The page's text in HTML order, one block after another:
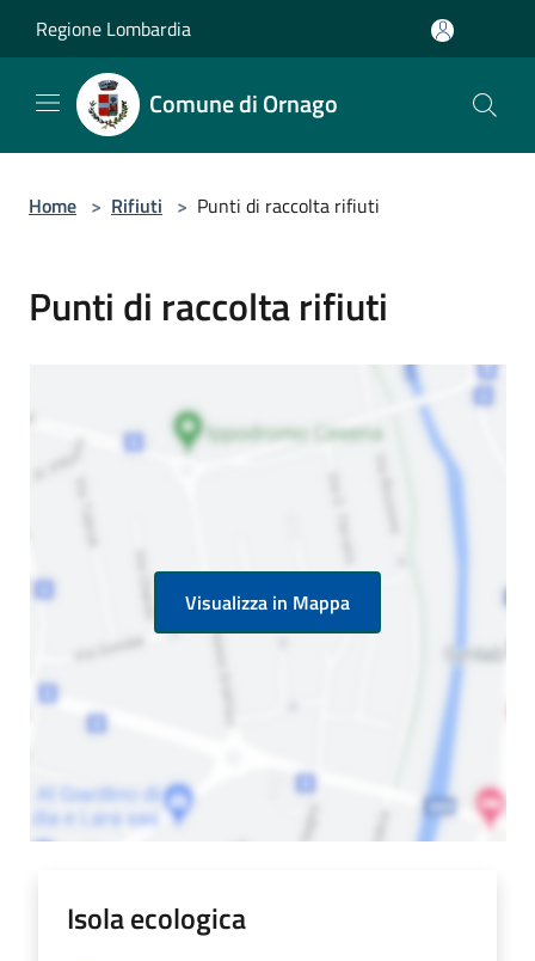
Regione Lombardia
Comune di Ornago
Home > Rifiuti > Punti di raccolta rifiuti
Punti di raccolta rifiuti
Visualizza in Mappa
Isola ecologica